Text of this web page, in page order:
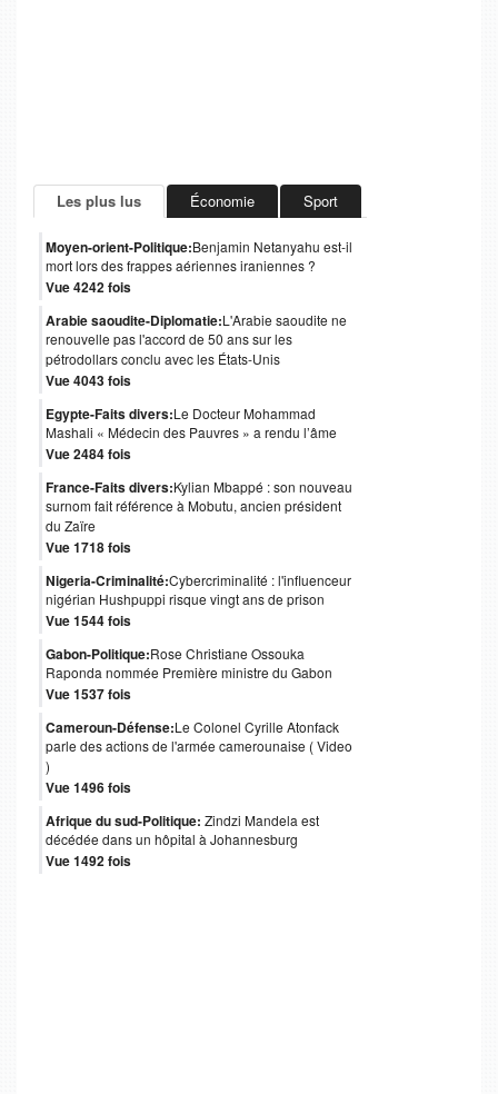
Les plus lus Économie Sport
Moyen-orient-Politique:Benjamin Netanyahu est-il
mort lors des frappes aériennes iraniennes ?
Vue 4242 fois
Arabie saoudite-Diplomatie:L'Arabie saoudite ne
renouvelle pas l'accord de 50 ans sur les
pétrodollars conclu avec les États-Unis
Vue 4043 fois
Egypte-Faits divers:Le Docteur Mohammad
Mashali « Médecin des Pauvres » a rendu l’âme
Vue 2484 fois
France-Faits divers:Kylian Mbappé : son nouveau
surnom fait référence à Mobutu, ancien président
du Zaïre
Vue 1718 fois
Nigeria-Criminalité:Cybercriminalité : l'influenceur
nigérian Hushpuppi risque vingt ans de prison
Vue 1544 fois
Gabon-Politique:Rose Christiane Ossouka
Raponda nommée Première ministre du Gabon
Vue 1537 fois
Cameroun-Défense:Le Colonel Cyrille Atonfack
parle des actions de l'armée camerounaise ( Video
)
Vue 1496 fois
Afrique du sud-Politique: Zindzi Mandela est
décédée dans un hôpital à Johannesburg
Vue 1492 fois